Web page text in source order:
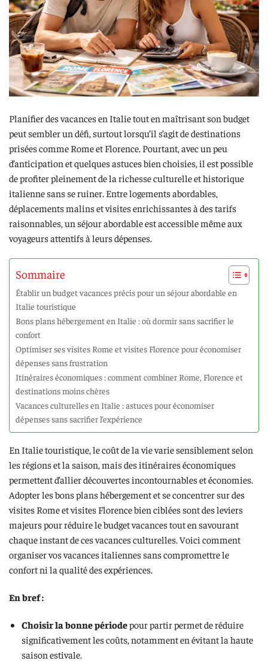
Planifier des vacances en Italie tout en maîtrisant son budget
peut sembler un défi, surtout lorsqu’il s’agit de destinations
prisées comme Rome et Florence. Pourtant, avec un peu
d’anticipation et quelques astuces bien choisies, il est possible
de profiter pleinement de la richesse culturelle et historique
italienne sans se ruiner. Entre logements abordables,
déplacements malins et visites enrichissantes à des tarifs
raisonnables, un séjour abordable est accessible même aux
voyageurs attentifs à leurs dépenses.
Sommaire
Établir un budget vacances précis pour un séjour abordable en
Italie touristique
Bons plans hébergement en Italie : où dormir sans sacrifier le
confort
Optimiser ses visites Rome et visites Florence pour économiser
dépenses sans frustration
Itinéraires économiques : comment combiner Rome, Florence et
destinations moins chères
Vacances culturelles en Italie : astuces pour économiser
dépenses sans sacrifier l’expérience
En Italie touristique, le coût de la vie varie sensiblement selon
les régions et la saison, mais des itinéraires économiques
permettent d’allier découvertes incontournables et économies.
Adopter les bons plans hébergement et se concentrer sur des
visites Rome et visites Florence bien ciblées sont des leviers
majeurs pour réduire le budget vacances tout en savourant
chaque instant de ces vacances culturelles. Voici comment
organiser vos vacances italiennes sans compromettre le
confort ni la qualité des expériences.
En bref :
Choisir la bonne périodepour partir permet de réduire
significativement les coûts, notamment en évitant la haute
saison estivale.